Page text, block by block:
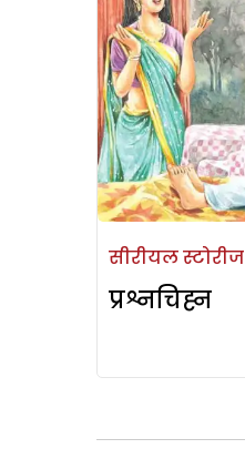
सीरीयल स्टोरीज
प्रश्नचिह्न